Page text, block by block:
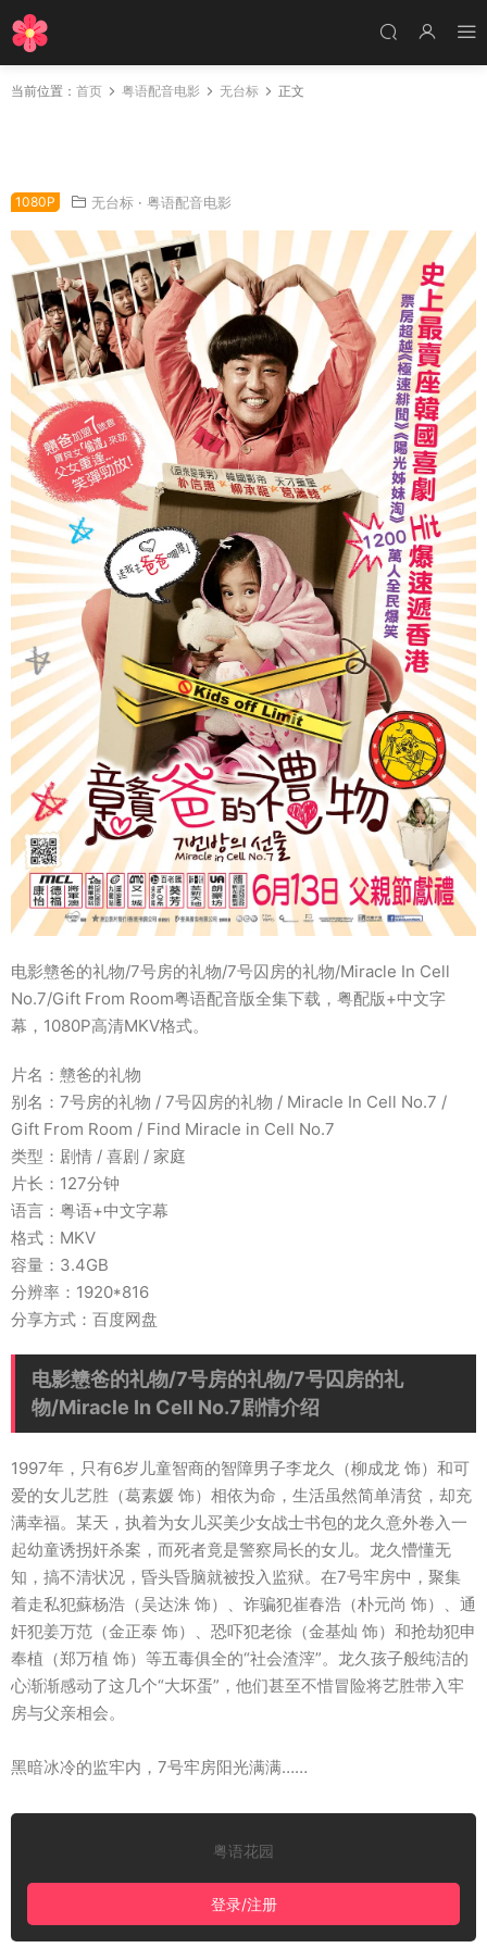
当前位置： 首页 粤语配音电影 无台标 正文
1080P 无台标 · 粤语配音电影
电影戆爸的礼物/7号房的礼物/7号囚房的礼物/Miracle In Cell
No.7/Gift From Room粤语配音版全集下载，粤配版+中文字
幕，1080P高清MKV格式。
片名：戆爸的礼物
别名：7号房的礼物 / 7号囚房的礼物 / Miracle In Cell No.7 /
Gift From Room / Find Miracle in Cell No.7
类型：剧情 / 喜剧 / 家庭
片长：127分钟
语言：粤语+中文字幕
格式：MKV
容量：3.4GB
分辨率：1920*816
分享方式：百度网盘
电影戆爸的礼物/7号房的礼物/7号囚房的礼
物/Miracle In Cell No.7剧情介绍
1997年，只有6岁儿童智商的智障男子李龙久（柳成龙 饰）和可
爱的女儿艺胜（葛素媛 饰）相依为命，生活虽然简单清贫，却充
满幸福。某天，执着为女儿买美少女战士书包的龙久意外卷入一
起幼童诱拐奸杀案，而死者竟是警察局长的女儿。龙久懵懂无
知，搞不清状况，昏头昏脑就被投入监狱。在7号牢房中，聚集
着走私犯蘇杨浩（吴达洙 饰）、诈骗犯崔春浩（朴元尚 饰）、通
奸犯姜万范（金正泰 饰）、恐吓犯老徐（金基灿 饰）和抢劫犯申
奉植（郑万植 饰）等五毒俱全的“社会渣滓”。龙久孩子般纯洁的
心渐渐感动了这几个“大坏蛋”，他们甚至不惜冒险将艺胜带入牢
房与父亲相会。
黑暗冰冷的监牢内，7号牢房阳光满满……
粤语花园
登录/注册